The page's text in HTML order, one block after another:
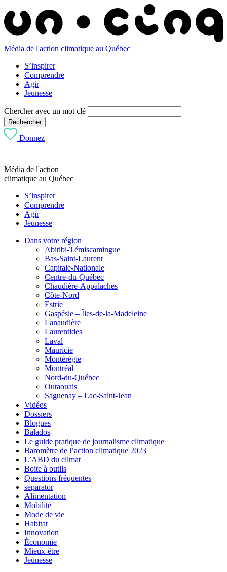
Média de l'action climatique au Québec
S’inspirer
Comprendre
Agir
Jeunesse
Chercher avec un mot clé
Rechercher
Donnez
Média de l'action
climatique au Québec
S’inspirer
Comprendre
Agir
Jeunesse
Dans votre région
Abitibi-Témiscamingue
Bas-Saint-Laurent
Capitale-Nationale
Centre-du-Québec
Chaudière-Appalaches
Côte-Nord
Estrie
Gaspésie – Îles-de-la-Madeleine
Lanaudière
Laurentides
Laval
Mauricie
Montérégie
Montréal
Nord-du-Québec
Outaouais
Saguenay – Lac-Saint-Jean
Vidéos
Dossiers
Blogues
Balados
Le guide pratique de journalisme climatique
Baromètre de l’action climatique 2023
L’ABD du climat
Boite à outils
Questions fréquentes
separator
Alimentation
Mobilité
Mode de vie
Habitat
Innovation
Économie
Mieux-être
Jeunesse